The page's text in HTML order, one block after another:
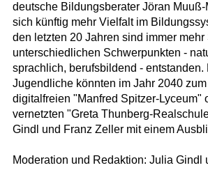
deutsche Bildungsberater Jöran
sich künftig mehr Vielfalt im
den letzten 20 Jahren sind immer
unterschiedlichen Schwerpunkten -
sprachlich, berufsbildend - entstanden.
Jugendliche könnten im Jahr 2040
digitalfreien "Manfred Spitzer-Lyceum"
vernetzten "Greta Thunberg-
Gindl und Franz Zeller mit einem
Moderation und Redaktion: Julia Gindl